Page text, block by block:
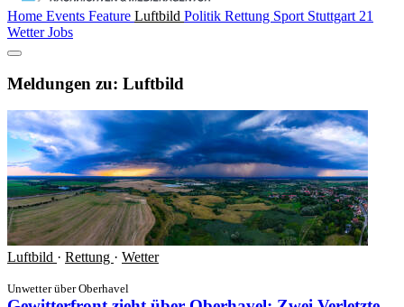
Home Events Feature Luftbild Politik Rettung Sport Stuttgart 21
WetterJobs
Meldungen zu: Luftbild
Luftbild · Rettung · Wetter
Unwetter über Oberhavel